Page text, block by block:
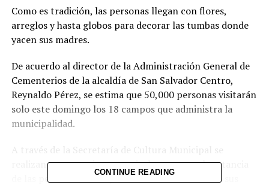
Como es tradición, las personas llegan con flores,
arreglos y hasta globos para decorar las tumbas donde
yacen sus madres.
De acuerdo al director de la Administración General de
Cementerios de la alcaldía de San Salvador Centro,
Reynaldo Pérez, se estima que 50,000 personas visitarán
solo este domingo los 18 campos que administra la
municipalidad.
A través de la Secretaría de Cultura Municipal se
realizan presentaciones musicales para que la estancia
de las personas sea mejor mientras llevan a cabo sus
CONTINUE READING